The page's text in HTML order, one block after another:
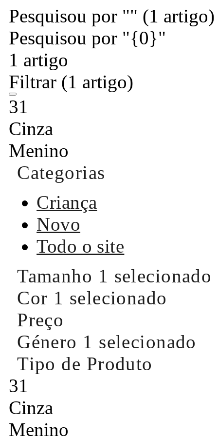
Pesquisou por "" (1 artigo)
Pesquisou por "{0}"
1 artigo
Filtrar (1 artigo)
31
Cinza
Menino
Categorias
Criança
Novo
Todo o site
Tamanho 1 selecionado
Cor 1 selecionado
Preço
Género 1 selecionado
Tipo de Produto
31
Cinza
Menino